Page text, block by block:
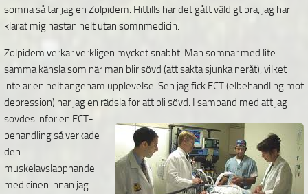
somna så tar jag en Zolpidem. Hittills har det gått väldigt bra, jag har
klarat mig nästan helt utan sömnmedicin.
Zolpidem verkar verkligen mycket snabbt. Man somnar med lite
samma känsla som när man blir sövd (att sakta sjunka neråt), vilket
inte är en helt angenäm upplevelse. Sen jag fick ECT (elbehandling mot
depression) har jag en rädsla för att bli sövd. I samband med att jag
sövdes inför en ECT-
behandling så verkade
den
muskelavslappnande
medicinen innan jag